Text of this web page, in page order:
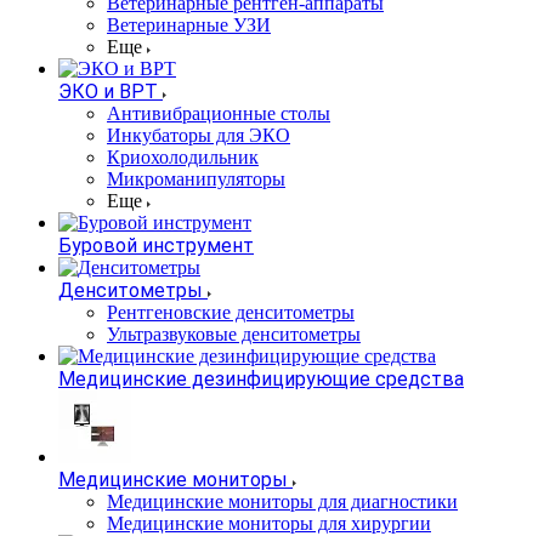
Ветеринарные УЗИ
Еще
ЭКО и ВРТ
Антивибрационные столы
Инкубаторы для ЭКО
Криохолодильник
Микроманипуляторы
Еще
Буровой инструмент
Денситометры
Рентгеновские денситометры
Ультразвуковые денситометры
Медицинские дезинфицирующие средства
Медицинские мониторы
Медицинские мониторы для диагностики
Медицинские мониторы для хирургии